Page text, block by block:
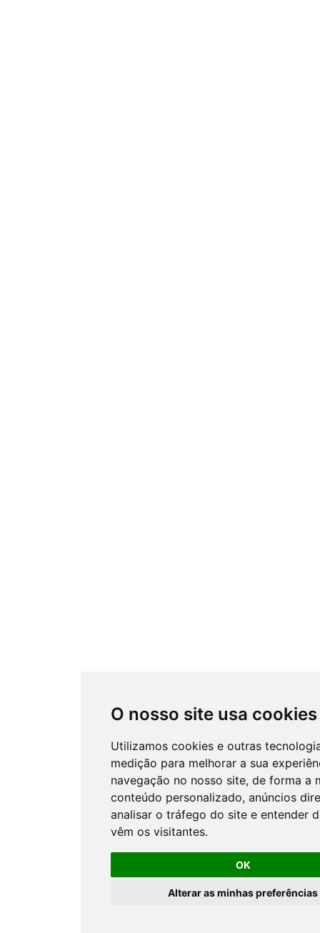
O nosso site usa cookies
Utilizamos cookies e outras
medição para melhorar a sua
navegação no nosso site, de forma a
conteúdo personalizado, anúncios
analisar o tráfego do site e entender
vêm os visitantes.
OK
Alterar as minhas preferências